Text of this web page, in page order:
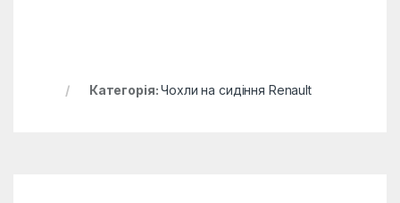
Категорія:Чохли на сидіння Renault